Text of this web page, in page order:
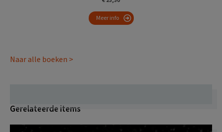
Meer info
Naar alle boeken >
Gerelateerde items